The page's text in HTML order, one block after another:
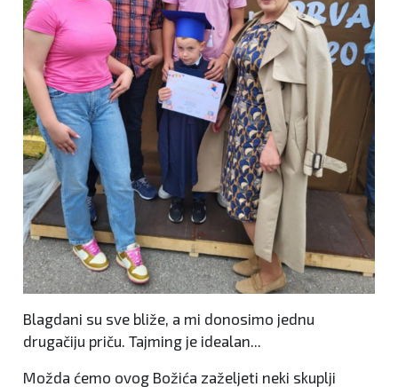
Blagdani su sve bliže, a mi donosimo jednu
drugačiju priču. Tajming je idealan...
Možda ćemo ovog Božića zaželjeti neki skuplji